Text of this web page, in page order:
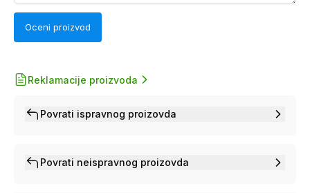
Oceni proizvod
Reklamacije proizvoda
Povrati ispravnog proizovda
Povrati neispravnog proizovda